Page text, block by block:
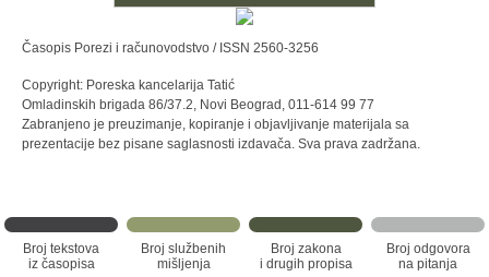
Časopis Porezi i računovodstvo / ISSN 2560-3256
Copyright: Poreska kancelarija Tatić
Omladinskih brigada 86/37.2, Novi Beograd, 011-614 99 77
Zabranjeno je preuzimanje, kopiranje i objavljivanje materijala sa
prezentacije bez pisane saglasnosti izdavača. Sva prava zadržana.
Broj tekstova
iz časopisa
Broj službenih
mišljenja
Broj zakona
i drugih propisa
Broj odgovora
na pitanja